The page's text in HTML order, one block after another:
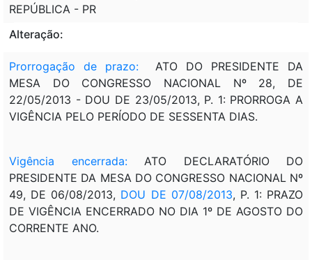
REPÚBLICA - PR
Alteração:
Prorrogação de prazo: ATO DO PRESIDENTE DA
MESA DO CONGRESSO NACIONAL Nº 28, DE
22/05/2013 - DOU DE 23/05/2013, P. 1: PRORROGA A
VIGÊNCIA PELO PERÍODO DE SESSENTA DIAS.
Vigência encerrada:ATO DECLARATÓRIO DO
PRESIDENTE DA MESA DO CONGRESSO NACIONAL Nº
49, DE 06/08/2013, DOU DE 07/08/2013, P. 1: PRAZO
DE VIGÊNCIA ENCERRADO NO DIA 1º DE AGOSTO DO
CORRENTE ANO.